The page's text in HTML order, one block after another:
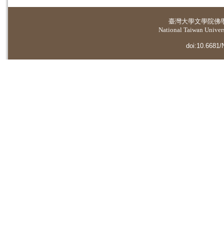
臺灣大學文學院佛
National Taiwan
doi:10.6681/